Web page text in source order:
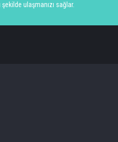
ulaşmanızı sağlar.